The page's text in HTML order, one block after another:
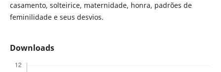
casamento, solteirice, maternidade, honra, padrões de
feminilidade e seus desvios.
Downloads